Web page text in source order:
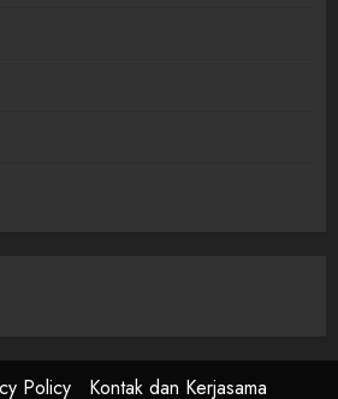
Policy Kontak dan Kerjasama